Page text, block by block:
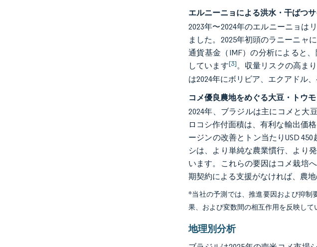
エルニーニョによる洪水・干ばつ
2023年〜2024年のエルニーニョは
ました。2025年初頭のラニーニャ
通貨基金（IMF）の分析によると
しています[3]。収量リスクの高ま
は2024年にボリビア、エクアドル
コメ優良農地をめぐる大豆・トウ
2024年、ブラジルは主にコメと大
ロコシ作付面積は、有利な輸出価
ージンの改善とトン当たりUSD
シは、より単純な農業慣行、より
います。これらの要因はコメ栽培
期契約による支援がなければ、農
*当社の予測では、推進要因および抑制
果、および変数間の相互作用を反映して
地理別分析